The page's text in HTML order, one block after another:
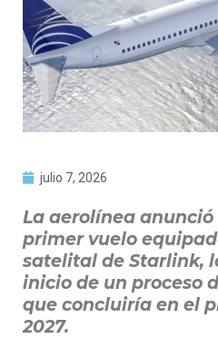
julio 7, 2026
La aerolínea anunció
primer vuelo
satelital de Starlink,
inicio de un proceso
que concluiría en el
2027.